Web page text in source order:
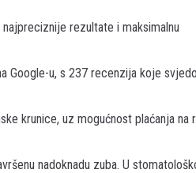
rezultate i maksimalnu
Google-u, s 237 recenzija koje
krunice, uz mogućnost plaćanja na
nadoknadu zuba. U